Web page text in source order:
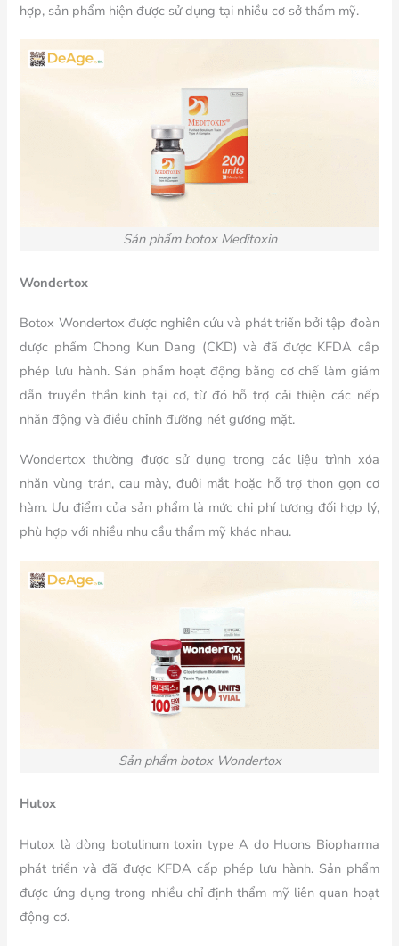
hợp, sản phẩm hiện được sử dụng tại nhiều cơ sở thẩm mỹ.
Sản phẩm botox Meditoxin
Wondertox
Botox Wondertox được nghiên cứu và phát triển bởi tập đoàn
dược phẩm Chong Kun Dang (CKD) và đã được KFDA cấp
phép lưu hành. Sản phẩm hoạt động bằng cơ chế làm giảm
dẫn truyền thần kinh tại cơ, từ đó hỗ trợ cải thiện các nếp
nhăn động và điều chỉnh đường nét gương mặt.
Wondertox thường được sử dụng trong các liệu trình xóa
nhăn vùng trán, cau mày, đuôi mắt hoặc hỗ trợ thon gọn cơ
hàm. Ưu điểm của sản phẩm là mức chi phí tương đối hợp lý,
phù hợp với nhiều nhu cầu thẩm mỹ khác nhau.
Sản phẩm botox Wondertox
Hutox
Hutox là dòng botulinum toxin type A do Huons Biopharma
phát triển và đã được KFDA cấp phép lưu hành. Sản phẩm
được ứng dụng trong nhiều chỉ định thẩm mỹ liên quan hoạt
động cơ.